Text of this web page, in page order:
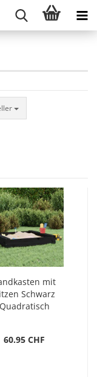
mit
Schwarz
Quadratisch
60.95 CHF